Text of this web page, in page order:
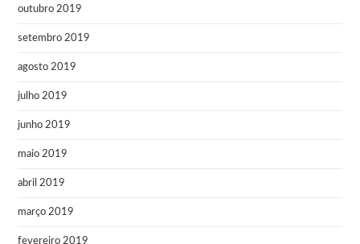
outubro 2019
setembro 2019
agosto 2019
julho 2019
junho 2019
maio 2019
abril 2019
março 2019
fevereiro 2019